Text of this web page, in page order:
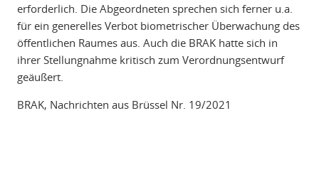
erforderlich. Die Abgeordneten sprechen sich ferner u.a.
für ein generelles Verbot biometrischer Überwachung des
öffentlichen Raumes aus. Auch die BRAK hatte sich in
ihrer Stellungnahme kritisch zum Verordnungsentwurf
geäußert.
BRAK, Nachrichten aus Brüssel Nr. 19/2021